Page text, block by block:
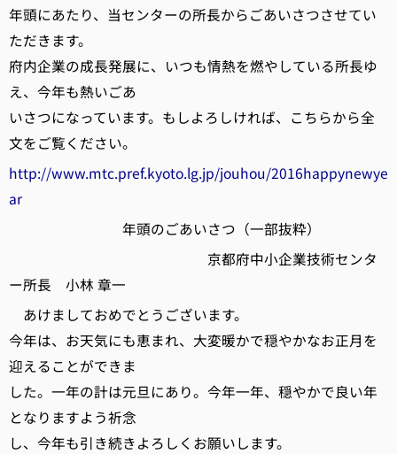
年頭にあたり、当センターの所長からごあいさつさせてい
ただきます。
府内企業の成長発展に、いつも情熱を燃やしている所長ゆ
え、今年も熱いごあ
いさつになっています。もしよろしければ、こちらから全
文をご覧ください。
http://www.mtc.pref.kyoto.lg.jp/jouhou/2016happynewye
ar
年頭のごあいさつ（一部抜粋）
京都府中小企業技術センタ
ー所長 小林 章一
あけましておめでとうございます。
今年は、お天気にも恵まれ、大変暖かで穏やかなお正月を
迎えることができま
した。一年の計は元旦にあり。今年一年、穏やかで良い年
となりますよう祈念
し、今年も引き続きよろしくお願いします。